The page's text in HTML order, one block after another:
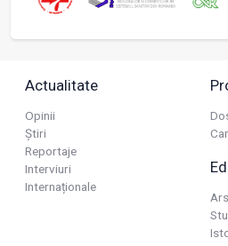
Actualitate
Opinii
Știri
Reportaje
Interviuri
Internaționale